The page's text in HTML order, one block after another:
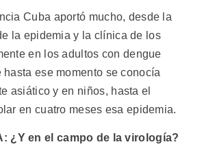
Cuba aportó mucho, desde la
la epidemia y la clínica de los
en los adultos con dengue
hasta ese momento se conocía
asiático y en niños, hasta el
en cuatro meses esa epidemia.
¿Y en el campo de la virología?